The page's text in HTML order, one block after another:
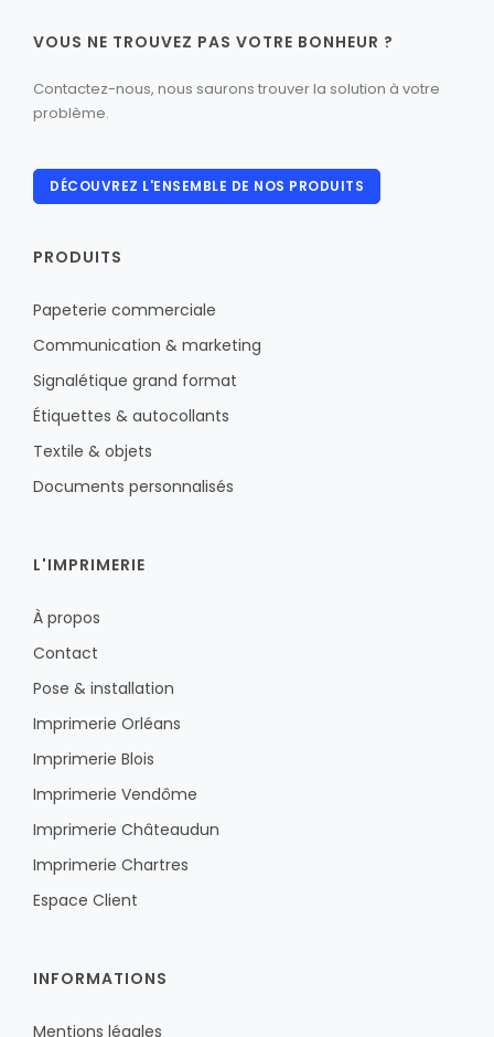
VOUS NE TROUVEZ PAS VOTRE BONHEUR ?
Contactez-nous, nous saurons trouver la solution à votre
problème.
DÉCOUVREZ L'ENSEMBLE DE NOS PRODUITS
PRODUITS
Papeterie commerciale
Communication & marketing
Signalétique grand format
Étiquettes & autocollants
Textile & objets
Documents personnalisés
L'IMPRIMERIE
À propos
Contact
Pose & installation
Imprimerie Orléans
Imprimerie Blois
Imprimerie Vendôme
Imprimerie Châteaudun
Imprimerie Chartres
Espace Client
INFORMATIONS
Mentions légales